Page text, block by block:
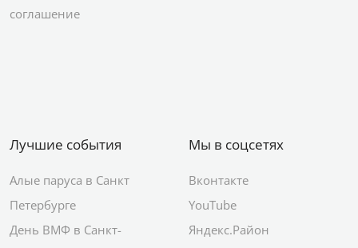
соглашение
Лучшие события
Алые паруса в Санкт
Петербурге
День ВМФ в Санкт-
Мы в соцсетях
Вконтакте
YouTube
Яндекс.Район